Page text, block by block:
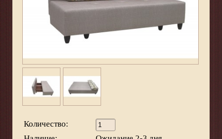
Количество: